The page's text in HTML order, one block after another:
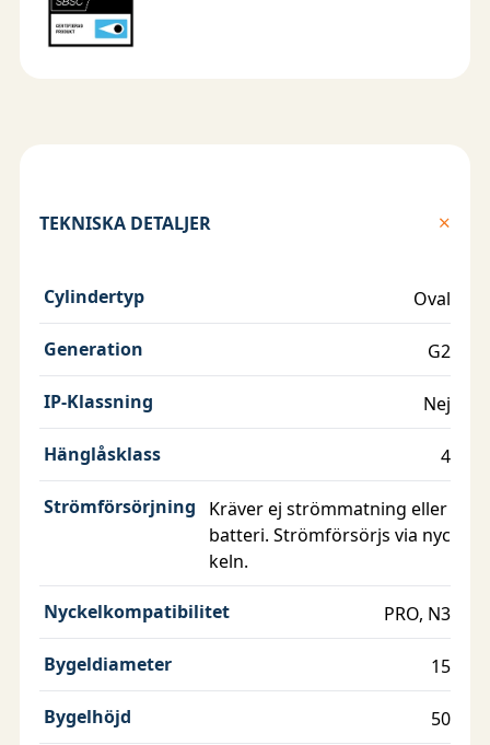
TEKNISKA DETALJER
Cylindertyp Oval
Generation G2
IP-Klassning Nej
Hänglåsklass 4
Strömförsörjning
Kräver ej strömmatning eller
batteri. Strömförsörjs via nyc
keln.
Nyckelkompatibilitet PRO, N3
Bygeldiameter 15
Bygelhöjd 50